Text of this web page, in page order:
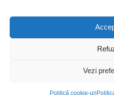
Vezi
Politică cookie-uri